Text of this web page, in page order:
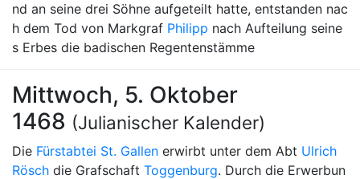
nd an seine drei Söhne aufgeteilt hatte, entstanden nac
h dem Tod von Markgraf Philipp nach Aufteilung seine
s Erbes die badischen Regentenstämme
Mittwoch, 5. Oktober
1468 (Julianischer Kalender)
Die Fürstabtei St. Gallen erwirbt unter dem Abt Ulrich
Rösch die Grafschaft Toggenburg. Durch die Erwerbun